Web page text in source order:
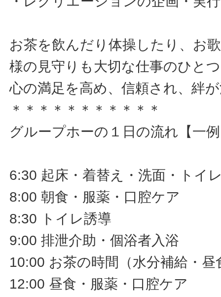
お茶を飲んだり体操したり、お
様の見守りも大切な仕事のひと
心の満足を高め、信頼され、絆
＊＊＊＊＊＊＊＊＊＊＊
グループホーの１日の流れ【一
6:30 起床・着替え・洗面・トイ
8:00 朝食・服薬・口腔ケア
8:30 トイレ誘導
9:00 排泄介助・個浴者入浴
10:00 お茶の時間（水分補給・昼
12:00 昼食・服薬・口腔ケア